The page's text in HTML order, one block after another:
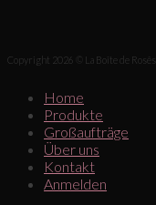
Copyright 2026 © La Boîte de Rosês
Home
Produkte
Großaufträge
Über uns
Kontakt
Anmelden